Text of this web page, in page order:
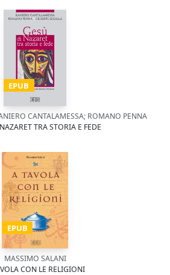
EPUB
CANTALAMESSA; ROMANO PENNA
TRA STORIA E FEDE
EPUB
MASSIMO SALANI
CON LE RELIGIONI